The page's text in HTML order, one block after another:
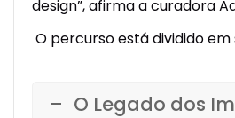
design”, afirma a curadora
O percurso está dividido em
O Legado dos